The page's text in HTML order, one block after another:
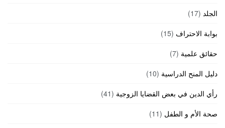
الجلد (17)
بوابة الاحتراف (15)
حقائق علمية (7)
دليل المنح الدراسية (10)
رأي الدين في بعض القضايا الزوجية (41)
صحة الأم و الطفل (11)